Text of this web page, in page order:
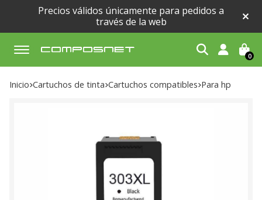
Precios válidos únicamente para pedidos a
través de la web
Buscar 0
Inicio cartuchos de tinta cartuchos compatibles para hp